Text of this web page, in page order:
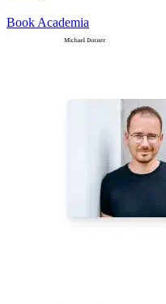
Book Academia